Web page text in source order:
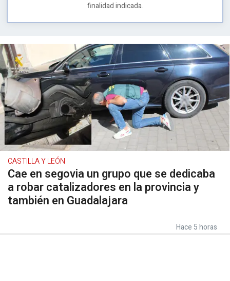
finalidad indicada.
CASTILLA Y LEÓN
Cae en segovia un grupo que se dedicaba
a robar catalizadores en la provincia y
también en Guadalajara
Hace 5 horas